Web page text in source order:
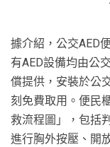
據介紹，公交AED
有AED設備均由公
償提供，安裝於公
刻免費取用。便民
救流程圖」，包括
進行胸外按壓、開